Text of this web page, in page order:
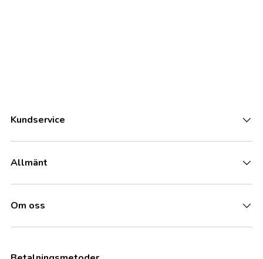
Kundservice
Allmänt
Om oss